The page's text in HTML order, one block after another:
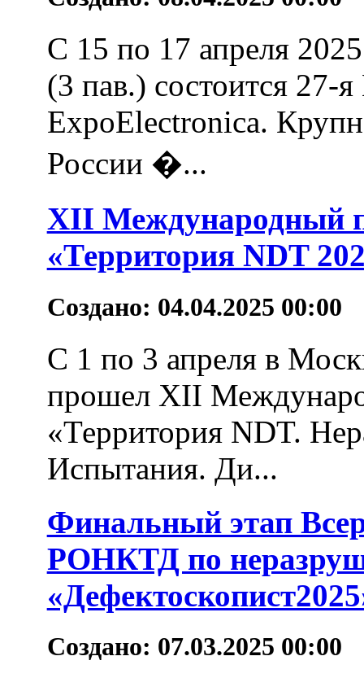
С 15 по 17 апреля
(3 пав.) состоится 27-
ExpoElectronica.
России �...
XII Международный
«Территория NDT
Создано: 04.04.2025 00:00
С 1 по 3 апреля в
прошел XII
«Территория NDT.
Испытания. Ди...
Финальный этап
РОНКТД по
Создано: 07.03.2025 00:00